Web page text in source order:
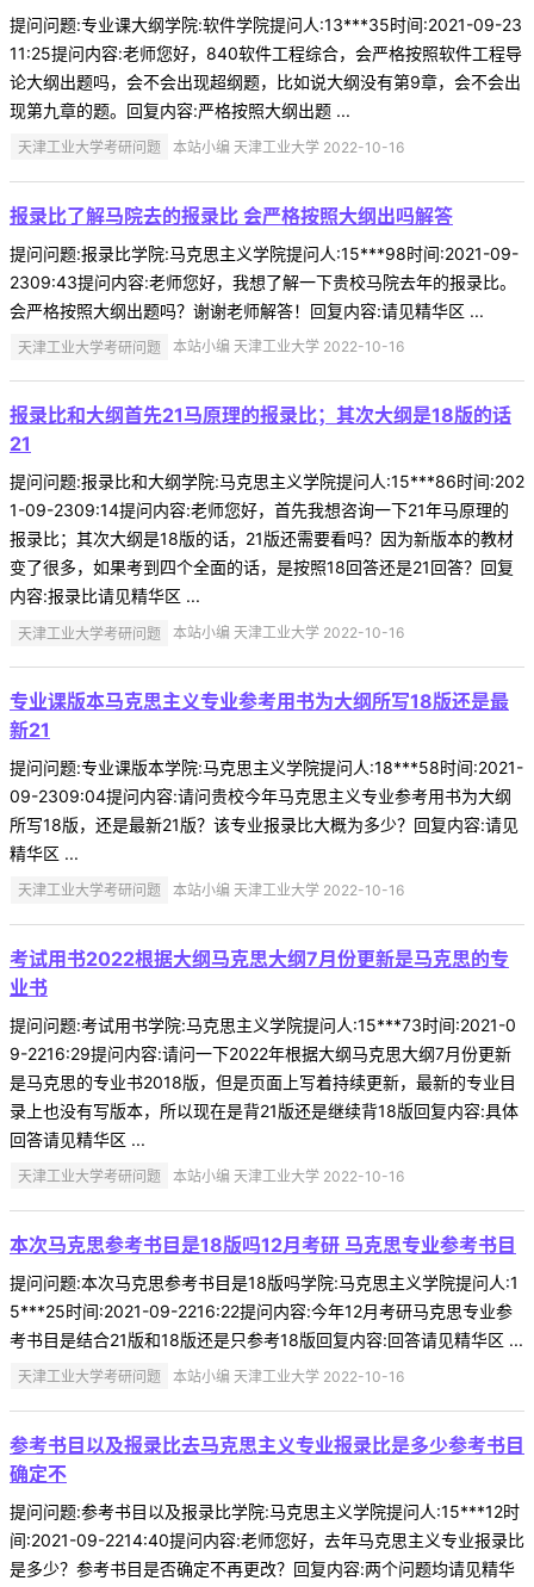
提问问题:专业课大纲学院:软件学院提问人:13***35时间:2021-09-23
11:25提问内容:老师您好，840软件工程综合，会严格按照软件工程导
论大纲出题吗，会不会出现超纲题，比如说大纲没有第9章，会不会出
现第九章的题。回复内容:严格按照大纲出题 ...
天津工业大学考研问题 本站小编 天津工业大学 2022-10-16
报录比了解马院去的报录比 会严格按照大纲出吗解答
提问问题:报录比学院:马克思主义学院提问人:15***98时间:2021-09-
2309:43提问内容:老师您好，我想了解一下贵校马院去年的报录比。
会严格按照大纲出题吗？谢谢老师解答！回复内容:请见精华区 ...
天津工业大学考研问题 本站小编 天津工业大学 2022-10-16
报录比和大纲首先21马原理的报录比；其次大纲是18版的话
21
提问问题:报录比和大纲学院:马克思主义学院提问人:15***86时间:202
1-09-2309:14提问内容:老师您好，首先我想咨询一下21年马原理的
报录比；其次大纲是18版的话，21版还需要看吗？因为新版本的教材
变了很多，如果考到四个全面的话，是按照18回答还是21回答？回复
内容:报录比请见精华区 ...
天津工业大学考研问题 本站小编 天津工业大学 2022-10-16
专业课版本马克思主义专业参考用书为大纲所写18版还是最
新21
提问问题:专业课版本学院:马克思主义学院提问人:18***58时间:2021-
09-2309:04提问内容:请问贵校今年马克思主义专业参考用书为大纲
所写18版，还是最新21版？该专业报录比大概为多少？回复内容:请见
精华区 ...
天津工业大学考研问题 本站小编 天津工业大学 2022-10-16
考试用书2022根据大纲马克思大纲7月份更新是马克思的专
业书
提问问题:考试用书学院:马克思主义学院提问人:15***73时间:2021-0
9-2216:29提问内容:请问一下2022年根据大纲马克思大纲7月份更新
是马克思的专业书2018版，但是页面上写着持续更新，最新的专业目
录上也没有写版本，所以现在是背21版还是继续背18版回复内容:具体
回答请见精华区 ...
天津工业大学考研问题 本站小编 天津工业大学 2022-10-16
本次马克思参考书目是18版吗12月考研 马克思专业参考书目
提问问题:本次马克思参考书目是18版吗学院:马克思主义学院提问人:1
5***25时间:2021-09-2216:22提问内容:今年12月考研马克思专业参
考书目是结合21版和18版还是只参考18版回复内容:回答请见精华区 ...
天津工业大学考研问题 本站小编 天津工业大学 2022-10-16
参考书目以及报录比去马克思主义专业报录比是多少参考书目
确定不
提问问题:参考书目以及报录比学院:马克思主义学院提问人:15***12时
间:2021-09-2214:40提问内容:老师您好，去年马克思主义专业报录比
是多少？参考书目是否确定不再更改？回复内容:两个问题均请见精华